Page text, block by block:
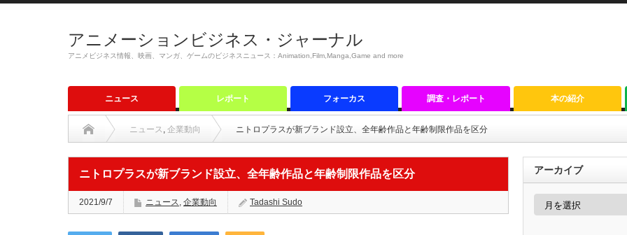
アニメーションビジネス・ジャーナル
アニメビジネス情報、映画、マンガ、ゲームのビジネスニュース：Animation,Film,Manga,Game and more
ニュース レポート フォーカス 調査・レポート 本の紹介
ニュース, 企業動向 ニトロプラスが新ブランド設立、全年齢作品と年齢制限作品を区分
ニトロプラスが新ブランド設立、全年齢作品と年齢制限作品を区分
2021/9/7 ニュース, 企業動向 Tadashi Sudo
アーカイブ
ア